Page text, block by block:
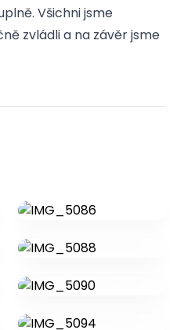
Všichni jsme
zvládli a na závěr jsme